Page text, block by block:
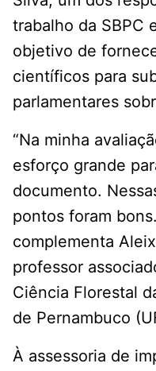
trabalho da SBPC
objetivo de
científicos para
parlamentares
“Na minha
esforço grande
documento.
pontos foram
complementa
professor
Ciência Florestal
de Pernambuco
À assessoria de